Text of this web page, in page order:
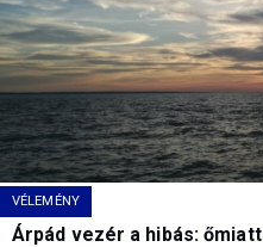
VÉLEMÉNY
Árpád vezér a hibás: